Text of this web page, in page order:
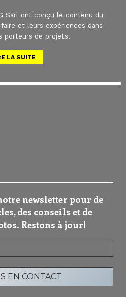
Sarl ont conçu le contenu du
et leurs expériences dans
porteurs de projets.
LA SUITE
newsletter pour de
des conseils et de
Restons à jour!